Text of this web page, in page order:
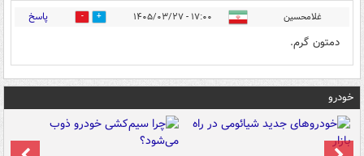
غلامحسین ۱۷:۰۰ - ۱۴۰۵/۰۳/۲۷ 0 پاسخ
دمتون گرم.
خودرو